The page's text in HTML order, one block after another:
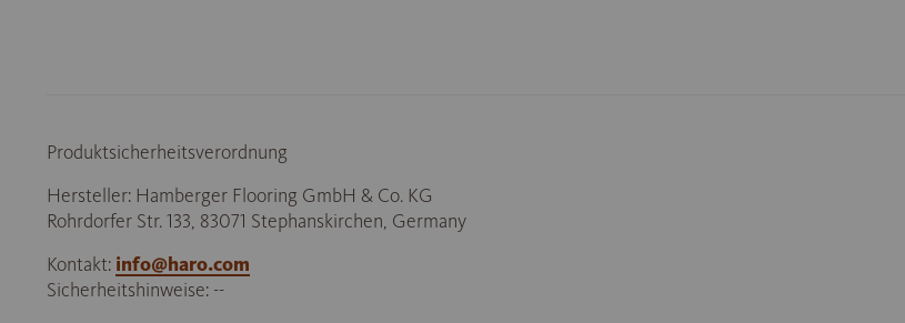
Produktsicherheitsverordnung
Hersteller: Hamberger Flooring GmbH & Co. KG
Rohrdorfer Str. 133, 83071 Stephanskirchen, Germany
Kontakt: info@haro.com
Sicherheitshinweise: --